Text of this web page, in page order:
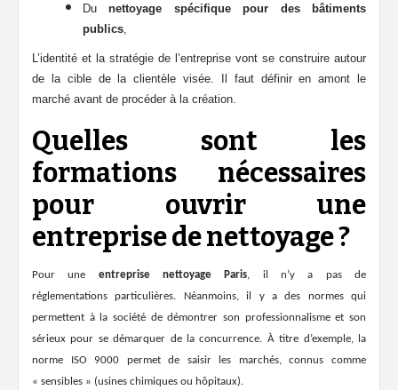
Dunettoyage spécifique pour des bâtiments
publics
L’identité et la stratégie de l’entreprise vont se construire autour
de la cible de la clientèle visée. Il faut définir en amont le
marché avant de procéder à la création.
Quelles sont les
formations nécessaires
pour ouvrir une
entreprise de nettoyage ?
Pour une entreprise nettoyage Paris, il n’y a pas de
réglementationsparticulières. Néanmoins, il y a des normes qui
permettent à la société de démontrer son professionnalisme et son
sérieux pour se démarquer de la concurrence. À titre d’exemple, la
norme ISO 9000 permet de saisir les marchés, connus comme
« sensibles » (usines chimiques ou hôpitaux).